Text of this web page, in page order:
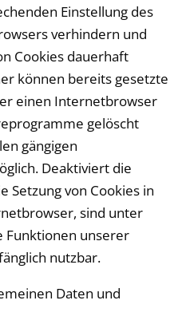
Einstellung des
verhindern und
Cookies dauerhaft
können bereits gesetzte
einen Internetbrowser
gelöscht
gängigen
Deaktiviert die
Setzung von Cookies in
sind unter
Funktionen unserer
nutzbar.
Daten und